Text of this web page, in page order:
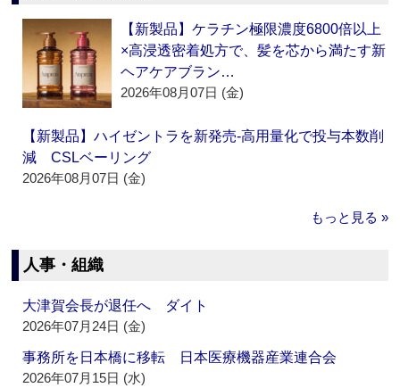
【新製品】ケラチン極限濃度6800倍以上
×高浸透密着処方で、髪を芯から満たす新
ヘアケアブラン…
2026年08月07日 (金)
【新製品】ハイゼントラを新発売‐高用量化で投与本数削
減 CSLベーリング
2026年08月07日 (金)
もっと見る »
人事・組織
大津賀会長が退任へ ダイト
2026年07月24日 (金)
事務所を日本橋に移転 日本医療機器産業連合会
2026年07月15日 (水)